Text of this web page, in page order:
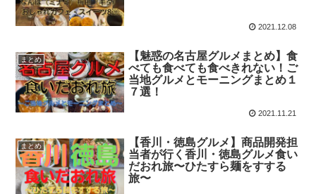
2021.12.08
まとめ
【魅惑の名古屋グルメまとめ】食
べても食べても食べきれない！ご
当地グルメとモーニングまとめ１
７選！
2021.11.21
まとめ
【香川・徳島グルメ】商品開発担
当者が行く香川・徳島グルメ食い
だおれ旅〜ひたすら麺をすする
旅〜